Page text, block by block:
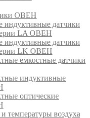
ОВЕН
индуктивные датчики
LA ОВЕН
индуктивные датчики
LK ОВЕН
емкостные датчики
индуктивные
оптические
температуры воздуха